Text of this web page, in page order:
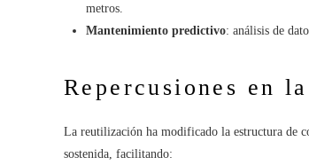
metros.
Mantenimiento predictivo: análisis de
Repercusiones en
La reutilización ha modificado la estructura de
sostenida, facilitando: